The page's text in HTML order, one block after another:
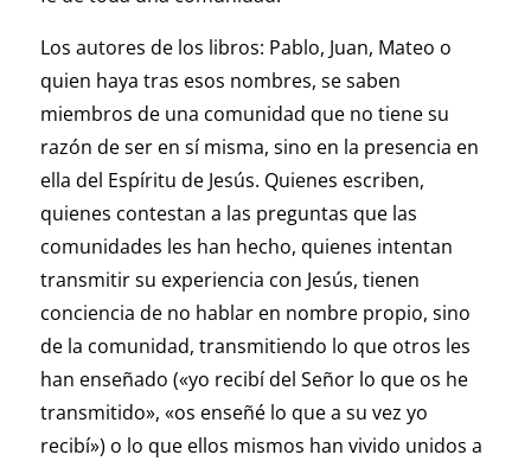
Los autores de los libros: Pablo, Juan, Mateo o
quien haya tras esos nombres, se saben
miembros de una comunidad que no tiene su
razón de ser en sí misma, sino en la presencia en
ella del Espíritu de Jesús. Quienes escriben,
quienes contestan a las preguntas que las
comunidades les han hecho, quienes intentan
transmitir su experiencia con Jesús, tienen
conciencia de no hablar en nombre propio, sino
de la comunidad, transmitiendo lo que otros les
han enseñado («yo recibí del Señor lo que os he
transmitido», «os enseñé lo que a su vez yo
recibí») o lo que ellos mismos han vivido unidos a